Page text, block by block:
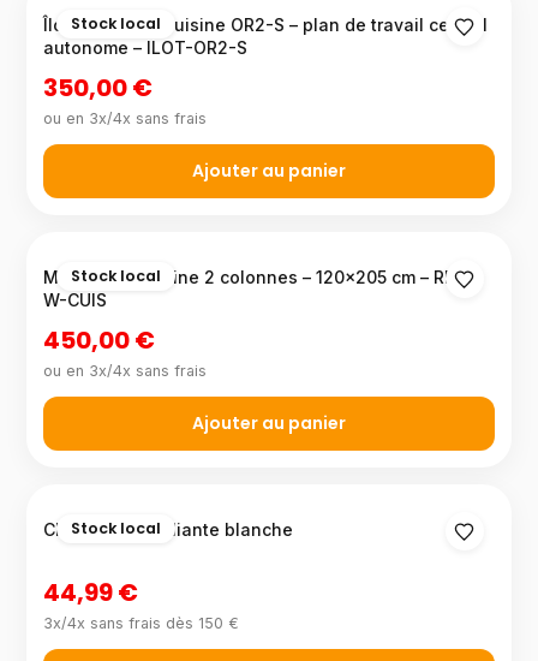
Stock local
Îlot central de cuisine OR2-S – plan de travail central
autonome – ILOT-OR2-S
350,00 €
ou en 3x/4x sans frais
Ajouter au panier
Stock local
Meuble de cuisine 2 colonnes – 120×205 cm – RE7-
W-CUIS
450,00 €
ou en 3x/4x sans frais
Ajouter au panier
Stock local
Chaise haute pliante blanche
44,99 €
3x/4x sans frais dès 150 €